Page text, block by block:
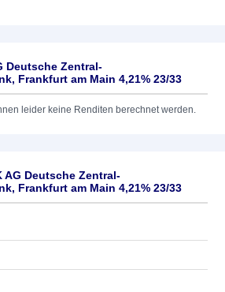
Deutsche Zentral-
Frankfurt am Main 4,21% 23/33
leider keine Renditen berechnet werden.
AG Deutsche Zentral-
Frankfurt am Main 4,21% 23/33